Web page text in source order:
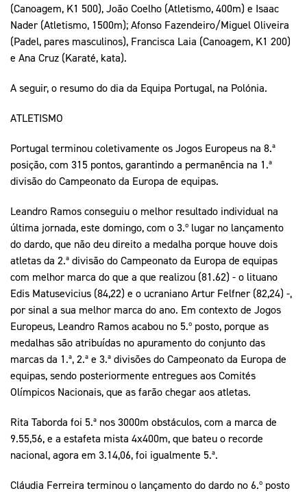
(Canoagem, K1 500), João Coelho (Atletismo, 400m) e Isaac
Nader (Atletismo, 1500m); Afonso Fazendeiro/Miguel Oliveira
(Padel, pares masculinos), Francisca Laia (Canoagem, K1 200)
e Ana Cruz (Karaté, kata).
A seguir, o resumo do dia da Equipa Portugal, na Polónia.
ATLETISMO
Portugal terminou coletivamente os Jogos Europeus na 8.ª
posição, com 315 pontos, garantindo a permanência na 1.ª
divisão do Campeonato da Europa de equipas.
Leandro Ramos conseguiu o melhor resultado individual na
última jornada, este domingo, com o 3.º lugar no lançamento
do dardo, que não deu direito a medalha porque houve dois
atletas da 2.ª divisão do Campeonato da Europa de equipas
com melhor marca do que a que realizou (81.62) - o lituano
Edis Matusevicius (84,22) e o ucraniano Artur Felfner (82,24) -,
por sinal a sua melhor marca do ano. Em contexto de Jogos
Europeus, Leandro Ramos acabou no 5.º posto, porque as
medalhas são atribuídas no apuramento do conjunto das
marcas da 1.ª, 2.ª e 3.ª divisões do Campeonato da Europa de
equipas, sendo posteriormente entregues aos Comités
Olímpicos Nacionais, que as farão chegar aos atletas.
Rita Taborda foi 5.ª nos 3000m obstáculos, com a marca de
9.55,56, e a estafeta mista 4x400m, que bateu o recorde
nacional, agora em 3.14,06, foi igualmente 5.ª.
Cláudia Ferreira terminou o lançamento do dardo no 6.º posto